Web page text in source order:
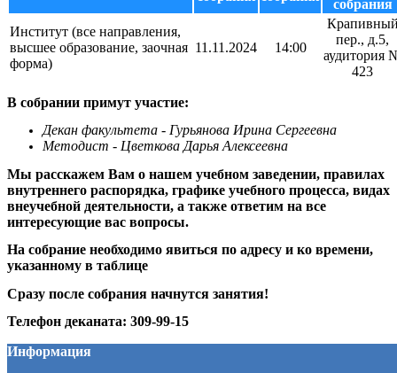
собрания
Институт (все направления,
высшее образование, заочная
форма)
11.11.2024 14:00
пер., д.5,
аудитория
423
В собрании примут участие:
Декан факультета - Гурьянова Ирина Сергеевна
Методист - Цветкова Дарья Алексеевна
Мы расскажем Вам о нашем учебном заведении, правилах
внутреннего распорядка, графике учебного процесса, видах
внеучебной деятельности, а также ответим на все
интересующие вас вопросы.
На собрание необходимо явиться по адресу и ко времени,
указанному в таблице
Сразу после собрания начнутся занятия!
Телефон деканата: 309-99-15
Информация